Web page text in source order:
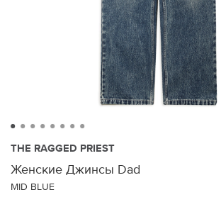
THE RAGGED PRIEST
Женские Джинсы Dad
MID BLUE